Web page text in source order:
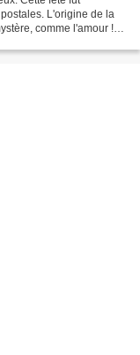
L'origine de la
comme l'amour ! le